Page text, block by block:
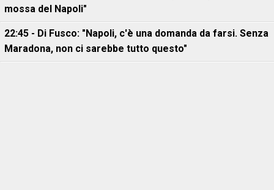
mossa del Napoli"
22:45 - Di Fusco: "Napoli, c'è una domanda da farsi. Senza
Maradona, non ci sarebbe tutto questo"